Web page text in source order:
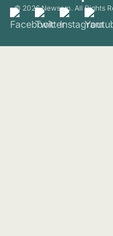
© 2026 Newsam. All Rights